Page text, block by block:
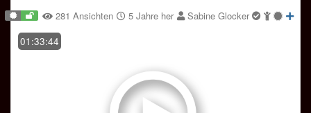
281 Ansichten 5 Jahre her
Sabine Glocker
01:33:44